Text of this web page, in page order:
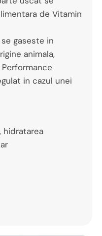
de Vitamin
gaseste in
animala,
in cazul unei
hidratarea